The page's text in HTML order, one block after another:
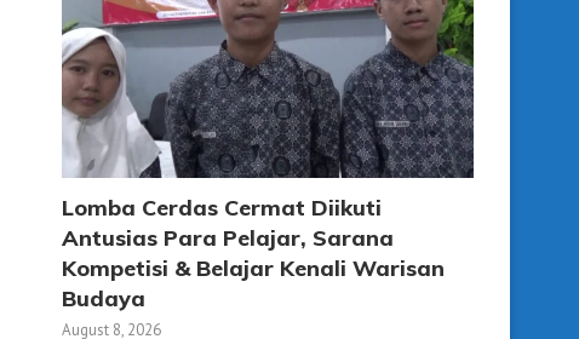
Lomba Cerdas Cermat Diikuti
Antusias Para Pelajar, Sarana
Kompetisi & Belajar Kenali Warisan
Budaya
August 8, 2026